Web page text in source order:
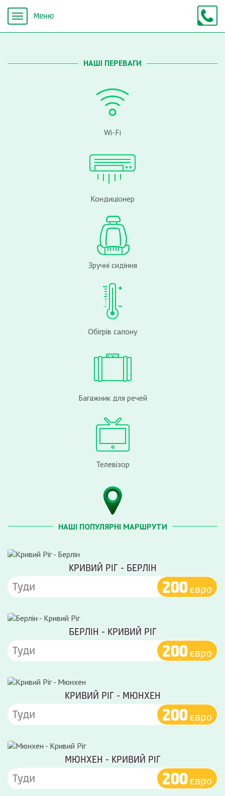
НАШІ ПЕРЕВАГИ
Wi-Fi
Кондиціонер
Зручні сидіння
Обігрів салону
Багажник для речей
Телевізор
НАШІ ПОПУЛЯРНІ МАРШРУТИ
КРИВИЙ РІГ - БЕРЛІН
Туди 200 євро
БЕРЛІН - КРИВИЙ РІГ
Туди 200 євро
КРИВИЙ РІГ - МЮНХЕН
Туди 200 євро
МЮНХЕН - КРИВИЙ РІГ
Туди 200 євро